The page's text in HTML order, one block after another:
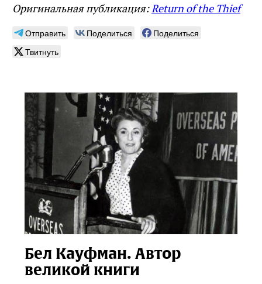
Оригинальная публикация: Return of the Thief
Отправить Поделиться
Поделиться
Твитнуть
Бел Кауфман. Автор
великой книги